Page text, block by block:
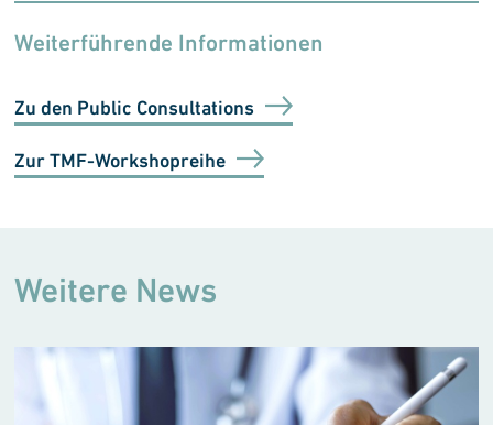
Weiterführende Informationen
Zu den Public Consultations
Zur TMF-Workshopreihe
Weitere News